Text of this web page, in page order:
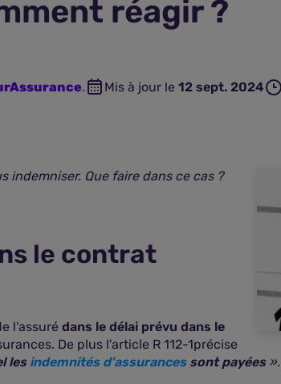
réagir ?
. Mis à jour le 12 sept. 2024
indemniser. Que faire dans ce cas ?
le contrat
l'assuré dans le délai prévu dans le
De plus l'article R 112-1précise
les indemnités d'assurancessont payées».